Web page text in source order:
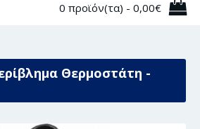
0 προϊόν(τα) - 0,00€
Θερμοστάτη -